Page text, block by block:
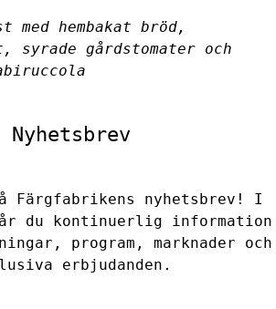
med hembakat bröd,
syrade gårdstomater och
Nyhetsbrev
Färgfabrikens nyhetsbrev! I
du kontinuerlig information
program, marknader och
erbjudanden.